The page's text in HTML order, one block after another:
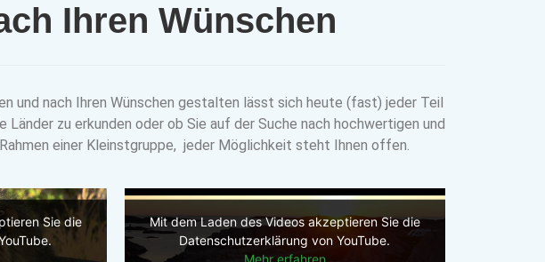
Ihren Wünschen
und nach Ihren Wünschen gestalten lässt sich heute (fast) jeder Teil
zu erkunden oder ob Sie auf der Suche nach hochwertigen und
einer Kleinstgruppe, jeder Möglichkeit steht Ihnen offen.
Sie die
Mit dem Laden des Videos akzeptieren Sie die
Datenschutzerklärung von YouTube.
Mehr erfahren